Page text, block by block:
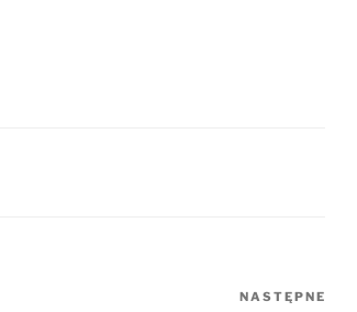
NASTĘPNE